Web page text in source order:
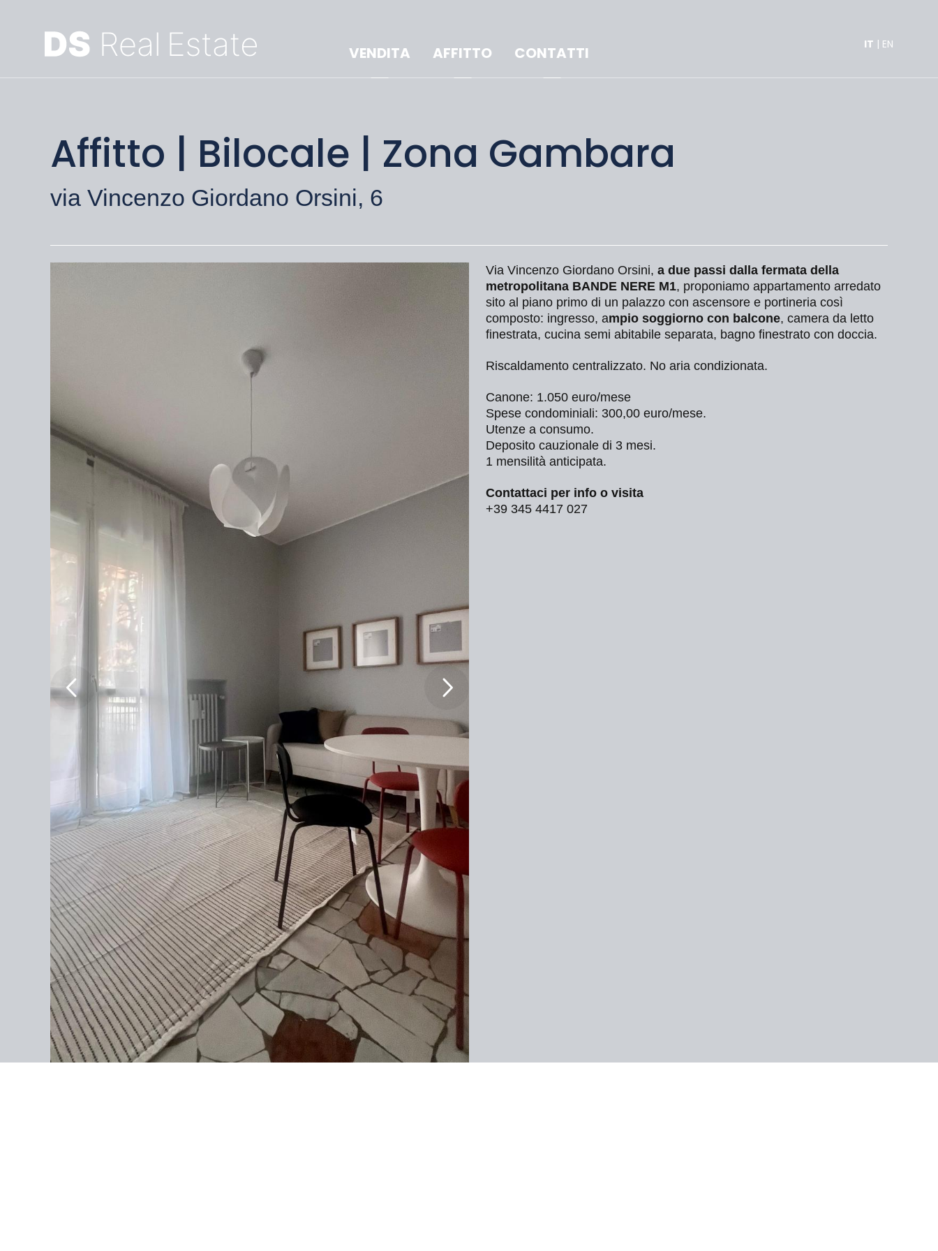
VENDITA AFFITTO CONTATTI IT | EN
Affitto | Bilocale | Zona Gambara
via Vincenzo Giordano Orsini, 6
Via Vincenzo Giordano Orsini, a due passi dalla fermata della
metropolitana BANDE NERE M1, proponiamo appartamento arredato
sito al piano primo di un palazzo con ascensore e portineria così
composto: ingresso, ampio soggiorno con balcone, camera da letto
finestrata, cucina semi abitabile separata, bagno finestrato con doccia.
Riscaldamento centralizzato. No aria condizionata.
Canone: 1.050 euro/mese
Spese condominiali: 300,00 euro/mese.
Utenze a consumo.
Deposito cauzionale di 3 mesi.
1 mensilità anticipata.
Contattaci per info o visita
+39 345 4417 027